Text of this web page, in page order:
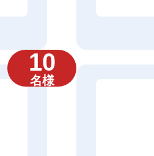
10
名様